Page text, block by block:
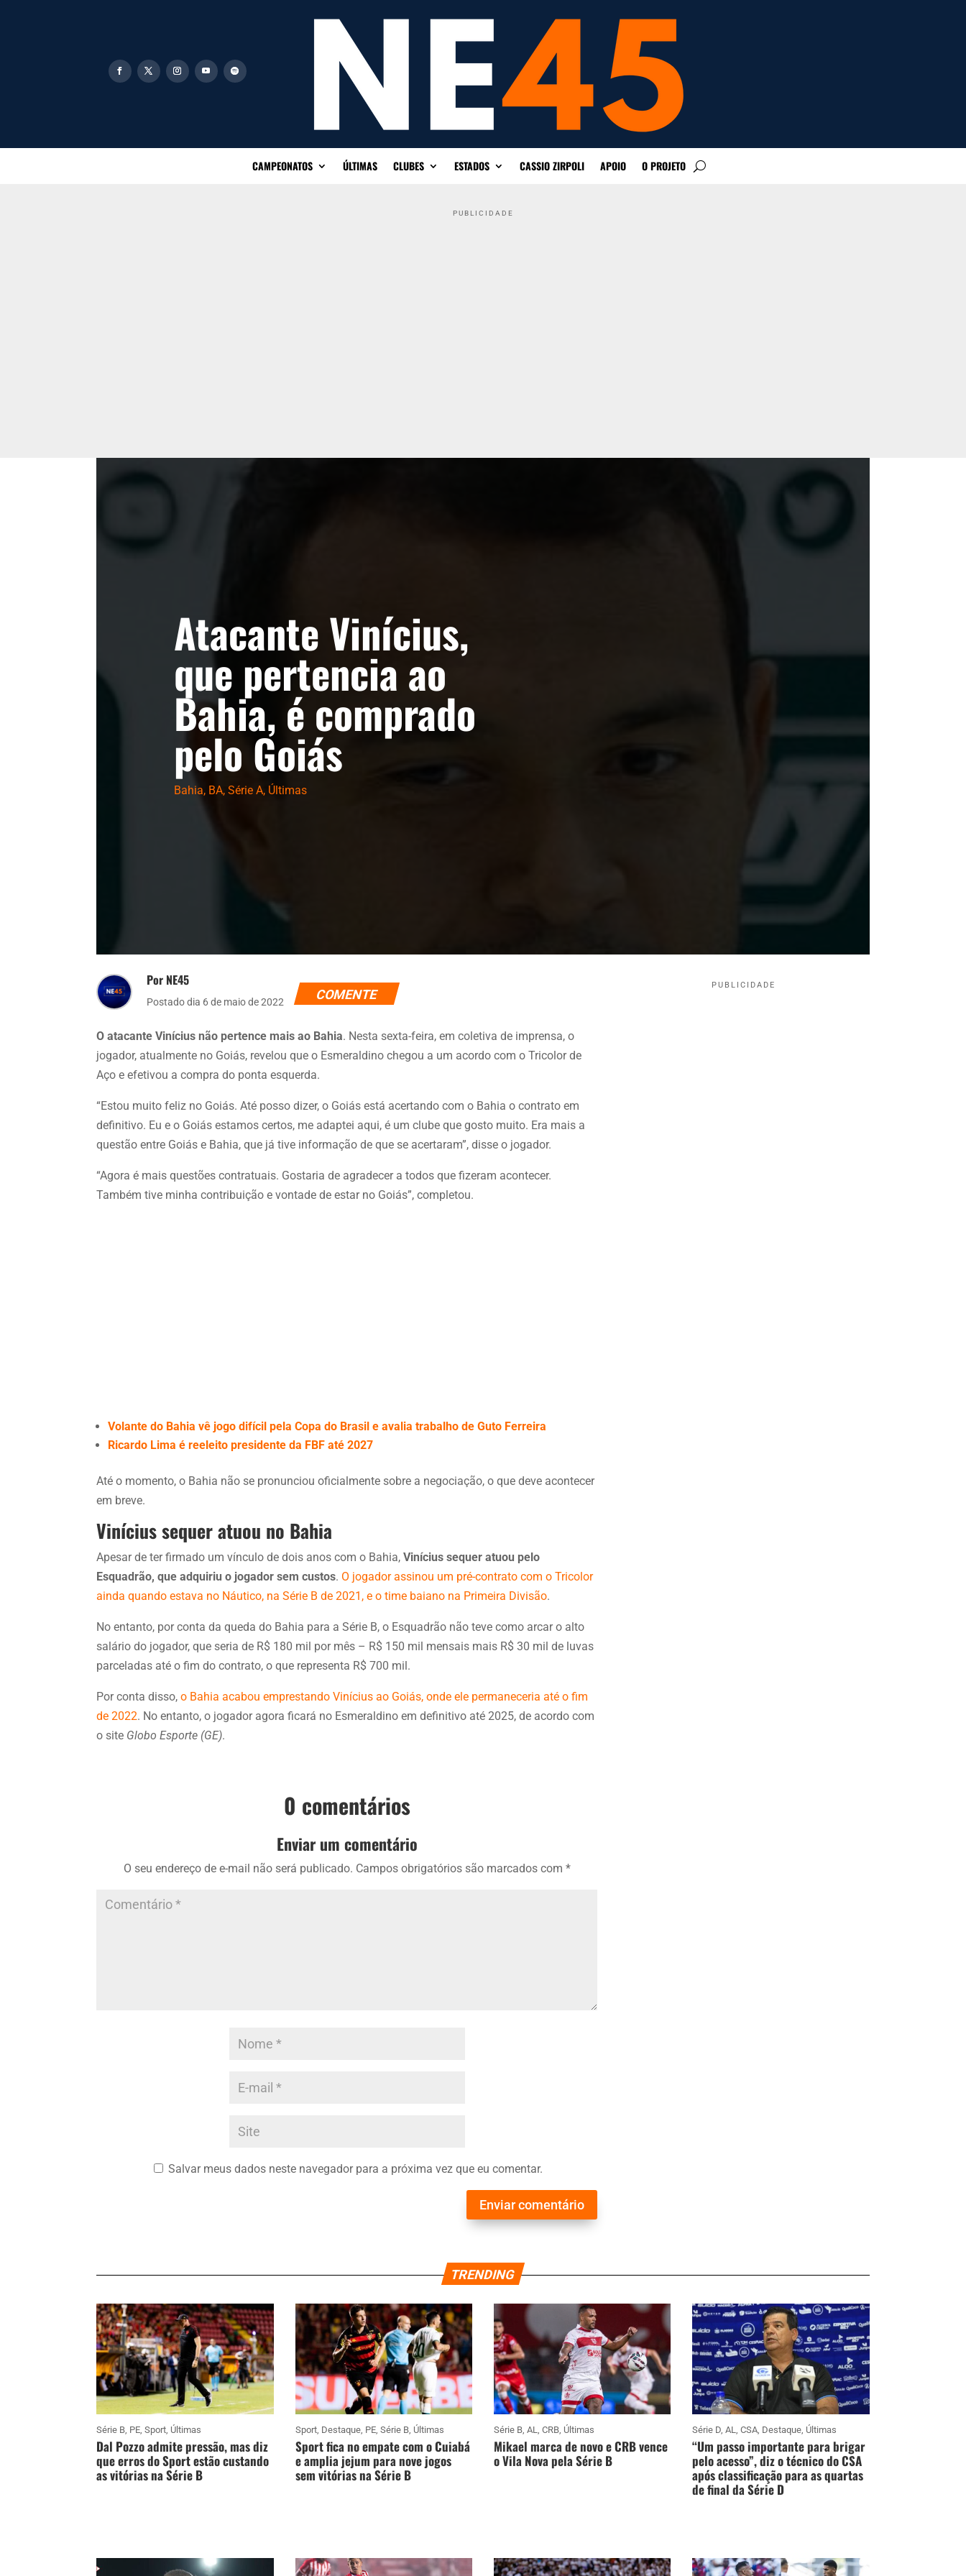
CAMPEONATOS ÚLTIMAS CLUBES ESTADOS CASSIO ZIRPOLI APOIO O PROJETO
PUBLICIDADE
Atacante Vinícius,
que pertencia ao
Bahia, é comprado
pelo Goiás
Bahia, BA, Série A, Últimas
Por NE45
Postado dia 6 de maio de 2022 COMENTE
O atacante Vinícius não pertence mais ao Bahia. Nesta sexta-feira, em coletiva de imprensa, o
jogador, atualmente no Goiás, revelou que o Esmeraldino chegou a um acordo com o Tricolor de
Aço e efetivou a compra do ponta esquerda.
“Estou muito feliz no Goiás. Até posso dizer, o Goiás está acertando com o Bahia o contrato em
definitivo. Eu e o Goiás estamos certos, me adaptei aqui, é um clube que gosto muito. Era mais a
questão entre Goiás e Bahia, que já tive informação de que se acertaram”, disse o jogador.
“Agora é mais questões contratuais. Gostaria de agradecer a todos que fizeram acontecer.
Também tive minha contribuição e vontade de estar no Goiás”, completou.
Volante do Bahia vê jogo difícil pela Copa do Brasil e avalia trabalho de Guto Ferreira
Ricardo Lima é reeleito presidente da FBF até 2027
Até o momento, o Bahia não se pronunciou oficialmente sobre a negociação, o que deve acontecer
em breve.
Vinícius sequer atuou no Bahia
Apesar de ter firmado um vínculo de dois anos com o Bahia,Vinícius sequer atuou pelo
Esquadrão, que adquiriu o jogador sem custos. O jogador assinou um pré-contrato com o Tricolor
ainda quando estava no Náutico, na Série B de 2021, e o time baiano na Primeira Divisão.
No entanto, por conta da queda do Bahia para a Série B, o Esquadrão não teve como arcar o alto
salário do jogador, que seria de R$ 180 mil por mês – R$ 150 mil mensais mais R$ 30 mil de luvas
parceladas até o fim do contrato, o que representa R$ 700 mil.
Por conta disso,o Bahia acabou emprestando Vinícius ao Goiás, onde ele permaneceria até o fim
de 2022. No entanto, o jogador agora ficará no Esmeraldino em definitivo até 2025, de acordo com
o site Globo Esporte (GE).
0 comentários
Enviar um comentário
O seu endereço de e-mail não será publicado. Campos obrigatórios são marcados com *
Salvar meus dados neste navegador para a próxima vez que eu comentar.
Enviar comentário
PUBLICIDADE
TRENDING
Série B, PE,Sport, Últimas
Dal Pozzo admite pressão, mas diz
que erros do Sport estão custando
as vitórias na Série B
Sport, Destaque, PE, Série B, Últimas
Sport fica no empate com o Cuiabá
e amplia jejum para nove jogos
sem vitórias na Série B
Série B, AL, CRB, Últimas
Mikael marca de novo e CRB vence
o Vila Nova pela Série B
Série D,AL,CSA, Destaque, Últimas
“Um passo importante para brigar
pelo acesso”, diz o técnico do CSA
após classificação para as quartas
de final da Série D